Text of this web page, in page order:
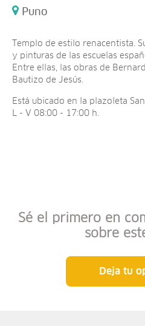
Puno
Templo de estilo renacentista.
y pinturas de las escuelas
Entre ellas, las obras de
Bautizo de Jesús.
Está ubicado en la plazoleta
L - V 08:00 - 17:00 h.
Sé el primero en
sobre
Deja tu